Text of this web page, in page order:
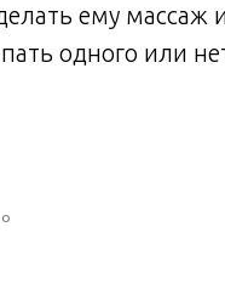
ему массаж
одного или